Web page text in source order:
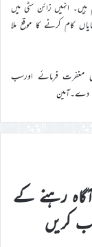
انہیں زائن سٹی میں
کام کرنے کا موقع ملا
مغفرت فرمائے اورسب
دے۔آمین
رہنے کے
کریں